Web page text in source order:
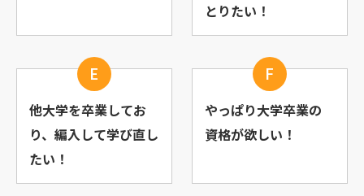
とりたい！
E
他大学を卒業してお
り、 編入して学び直し
たい！
F
やっぱり大学卒業の
資格が欲しい！